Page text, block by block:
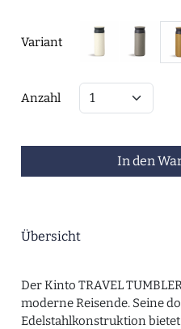
Variant
Anzahl
In den
Übersicht
Der Kinto TRAVEL
moderne Reisende. Seine
Edelstahlkonstruktion